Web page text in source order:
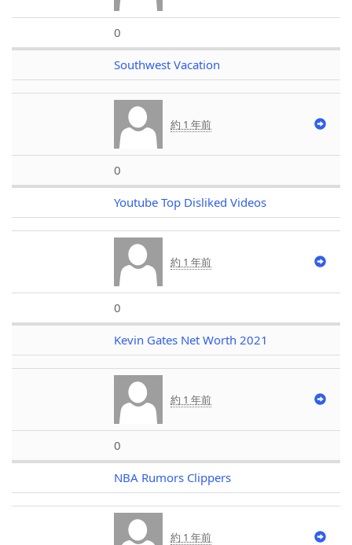
0
Southwest Vacation
約 1 年前
0
Youtube Top Disliked Videos
約 1 年前
0
Kevin Gates Net Worth 2021
約 1 年前
0
NBA Rumors Clippers
約 1 年前